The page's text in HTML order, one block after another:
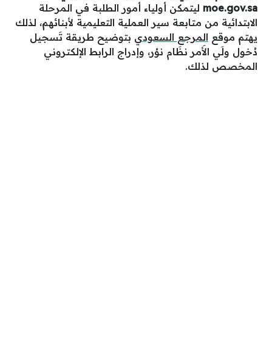
moe.gov.sa ليتمكن أولياء أمور الطلبة في المرحلة
الابتدائية من متابعة سير العملية التعليمية لأبنائهم، لذلك
يهتم موقع المرجع السعودي بتوضيح طريقة تَسجيل
دُخول ولَي الأَمر نظَام نوُر، وإدراج الرابط الإلكتروني
المخصص لذلك.